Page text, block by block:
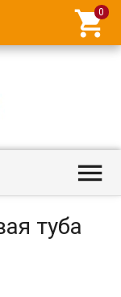


туба